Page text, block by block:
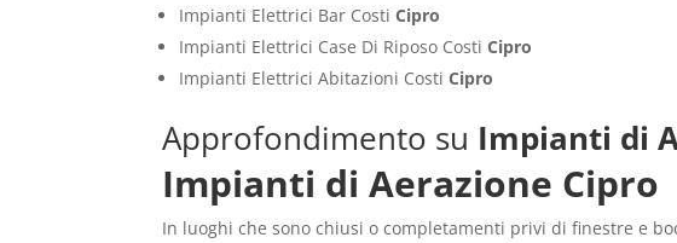
Impianti Elettrici Bar CostiCipro
Impianti Elettrici Case Di Riposo CostiCipro
Impianti Elettrici Abitazioni CostiCipro
Approfondimento su Impianti di
Impianti di Aerazione Cipro
In luoghi che sono chiusi o completamenti privi di finestre e